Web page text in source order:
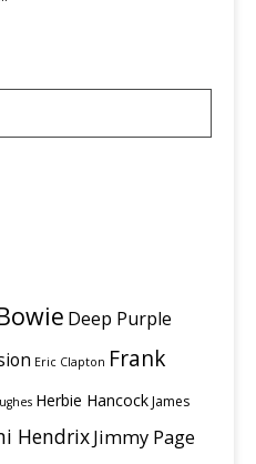
Deep Purple
Eric Clapton Frank
Herbie HancockJames
HendrixJimmy Page